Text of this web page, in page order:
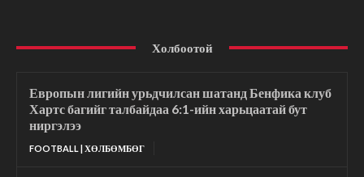
Холбоотой
Европын лигийн урьдчилсан шатанд Бенфика клуб
Хартс багийг талбайдаа 6:1-ийн харьцаатай бут
ниргэлээ
FOOTBALL | ХӨЛБӨМБӨГ